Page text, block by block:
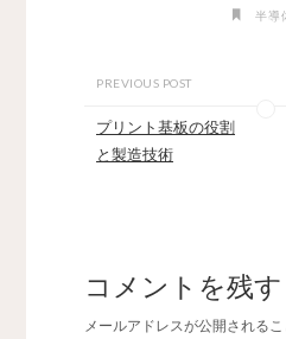
半導
PREVIOUS POST
プリント基板の役割
と製造技術
コメントを残す
メールアドレスが公開されるこ